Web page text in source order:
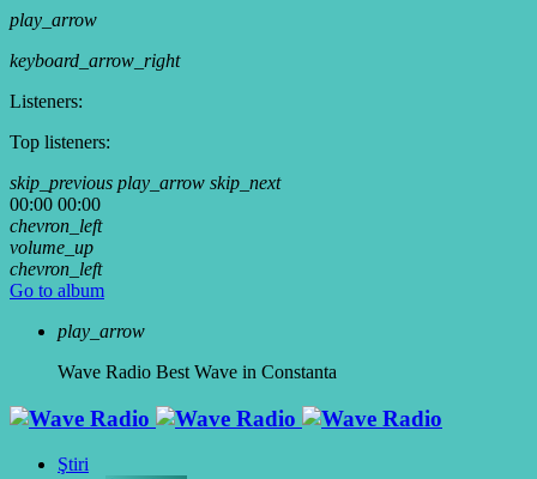
play_arrow
keyboard_arrow_right
Listeners:
Top listeners:
skip_previous play_arrow skip_next
00:00 00:00
chevron_left
volume_up
chevron_left
Go to album
play_arrow
Wave Radio Best Wave in Constanta
Ştiri